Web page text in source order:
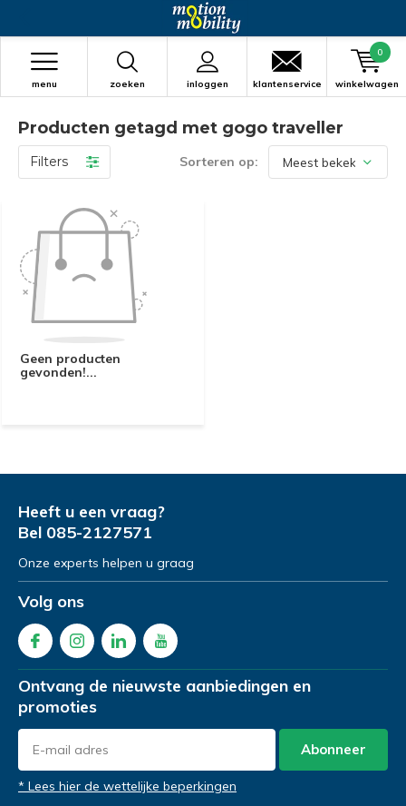
zoeken inloggen
menu klantenservice winkelwagen
0
Producten getagd met gogo traveller
Filters Sorteren op:
Geen producten
gevonden!...
Heeft u een vraag?
Bel 085-2127571
Onze experts helpen u graag
Volg ons
Ontvang de nieuwste aanbiedingen en
promoties
Abonneer
* Lees hier de wettelijke beperkingen